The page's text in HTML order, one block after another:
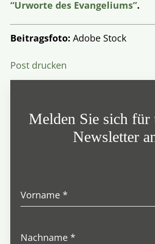
“Urworte des Evangeliums”.
Beitragsfoto: Adobe Stock
Post drucken
Melden Sie sich für
Newsletter
Vorname*
Nachname*